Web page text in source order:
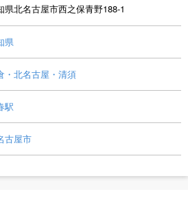
県北名古屋市西之保青野188-1
県
・北名古屋・清須
駅
古屋市